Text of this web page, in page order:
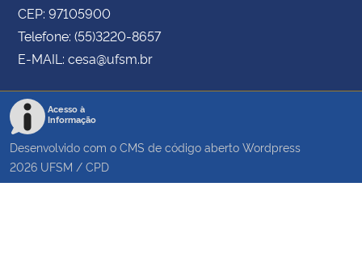
CEP: 97105900
Telefone: (55)3220-8657
E-MAIL: cesa@ufsm.br
Acesso à
Informação
Desenvolvido com o CMS de código aberto Wordpress
2026 UFSM / CPD